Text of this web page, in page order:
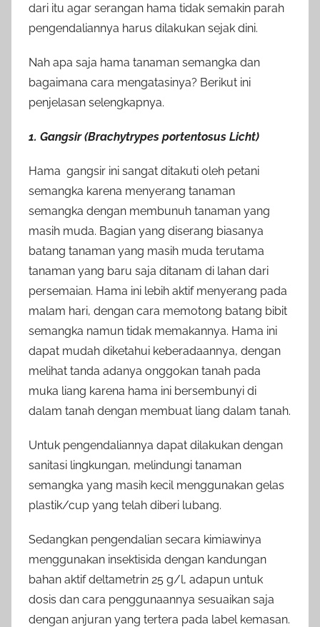
dari itu agar serangan hama tidak semakin parah
pengendaliannya harus dilakukan sejak dini.
Nah apa saja hama tanaman semangka dan
bagaimana cara mengatasinya? Berikut ini
penjelasan selengkapnya.
1. Gangsir (Brachytrypes portentosus Licht)
Hama gangsir ini sangat ditakuti oleh petani
semangka karena menyerang tanaman
semangka dengan membunuh tanaman yang
masih muda. Bagian yang diserang biasanya
batang tanaman yang masih muda terutama
tanaman yang baru saja ditanam di lahan dari
persemaian. Hama ini lebih aktif menyerang pada
malam hari, dengan cara memotong batang bibit
semangka namun tidak memakannya. Hama ini
dapat mudah diketahui keberadaannya, dengan
melihat tanda adanya onggokan tanah pada
muka liang karena hama ini bersembunyi di
dalam tanah dengan membuat liang dalam tanah.
Untuk pengendaliannya dapat dilakukan dengan
sanitasi lingkungan, melindungi tanaman
semangka yang masih kecil menggunakan gelas
plastik/cup yang telah diberi lubang.
Sedangkan pengendalian secara kimiawinya
menggunakan insektisida dengan kandungan
bahan aktif deltametrin 25 g/l, adapun untuk
dosis dan cara penggunaannya sesuaikan saja
dengan anjuran yang tertera pada label kemasan.